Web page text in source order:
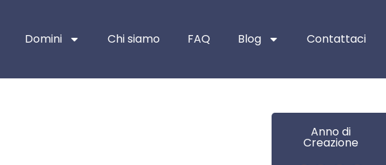
Domini Chi siamo FAQ Blog Contattaci
Anno di
Creazione